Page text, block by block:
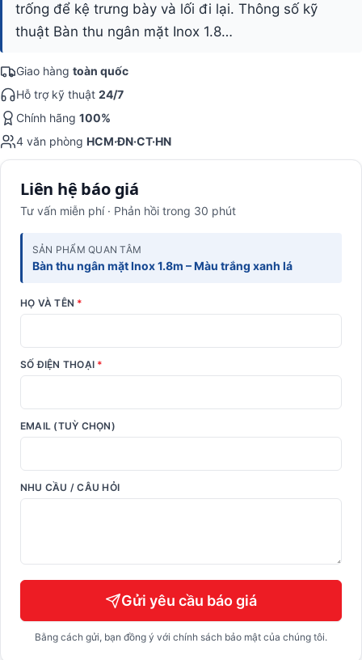
trống để kệ trưng bày và lối đi lại. Thông số kỹ
thuật Bàn thu ngân mặt Inox 1.8…
Giao hàng toàn quốc
Hỗ trợ kỹ thuật 24/7
Chính hãng 100%
4 văn phòng HCM·ĐN·CT·HN
Liên hệ báo giá
Tư vấn miễn phí · Phản hồi trong 30 phút
SẢN PHẨM QUAN TÂM
Bàn thu ngân mặt Inox 1.8m – Màu trắng xanh lá
HỌ VÀ TÊN *
SỐ ĐIỆN THOẠI *
EMAIL (TUỲ CHỌN)
NHU CẦU / CÂU HỎI
Gửi yêu cầu báo giá
Bằng cách gửi, bạn đồng ý với chính sách bảo mật của chúng tôi.